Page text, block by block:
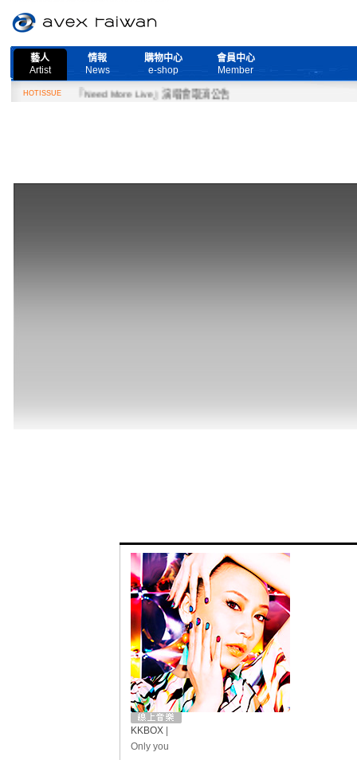
藝人
Artist
情報
News
購物中心
e-shop
會員中心
Member
HOTISSUE
27日『Need More Live』演唱會取消公告
KKBOX|
Only you